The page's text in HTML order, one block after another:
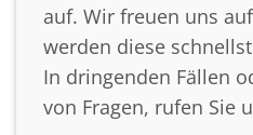
auf. Wir freuen uns
werden diese
In dringenden Fällen
von Fragen, rufen Sie